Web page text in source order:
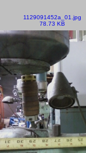
1129091452a_01.jpg
78.73 KB